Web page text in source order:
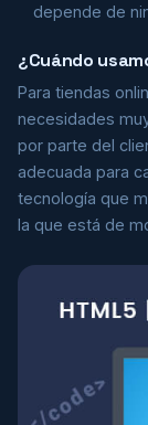
depende de
¿Cuándo
Para tiendas
necesidades
por parte del
adecuada para
tecnología que
la que está de